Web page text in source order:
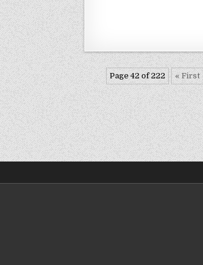
Page 42 of 222 « First